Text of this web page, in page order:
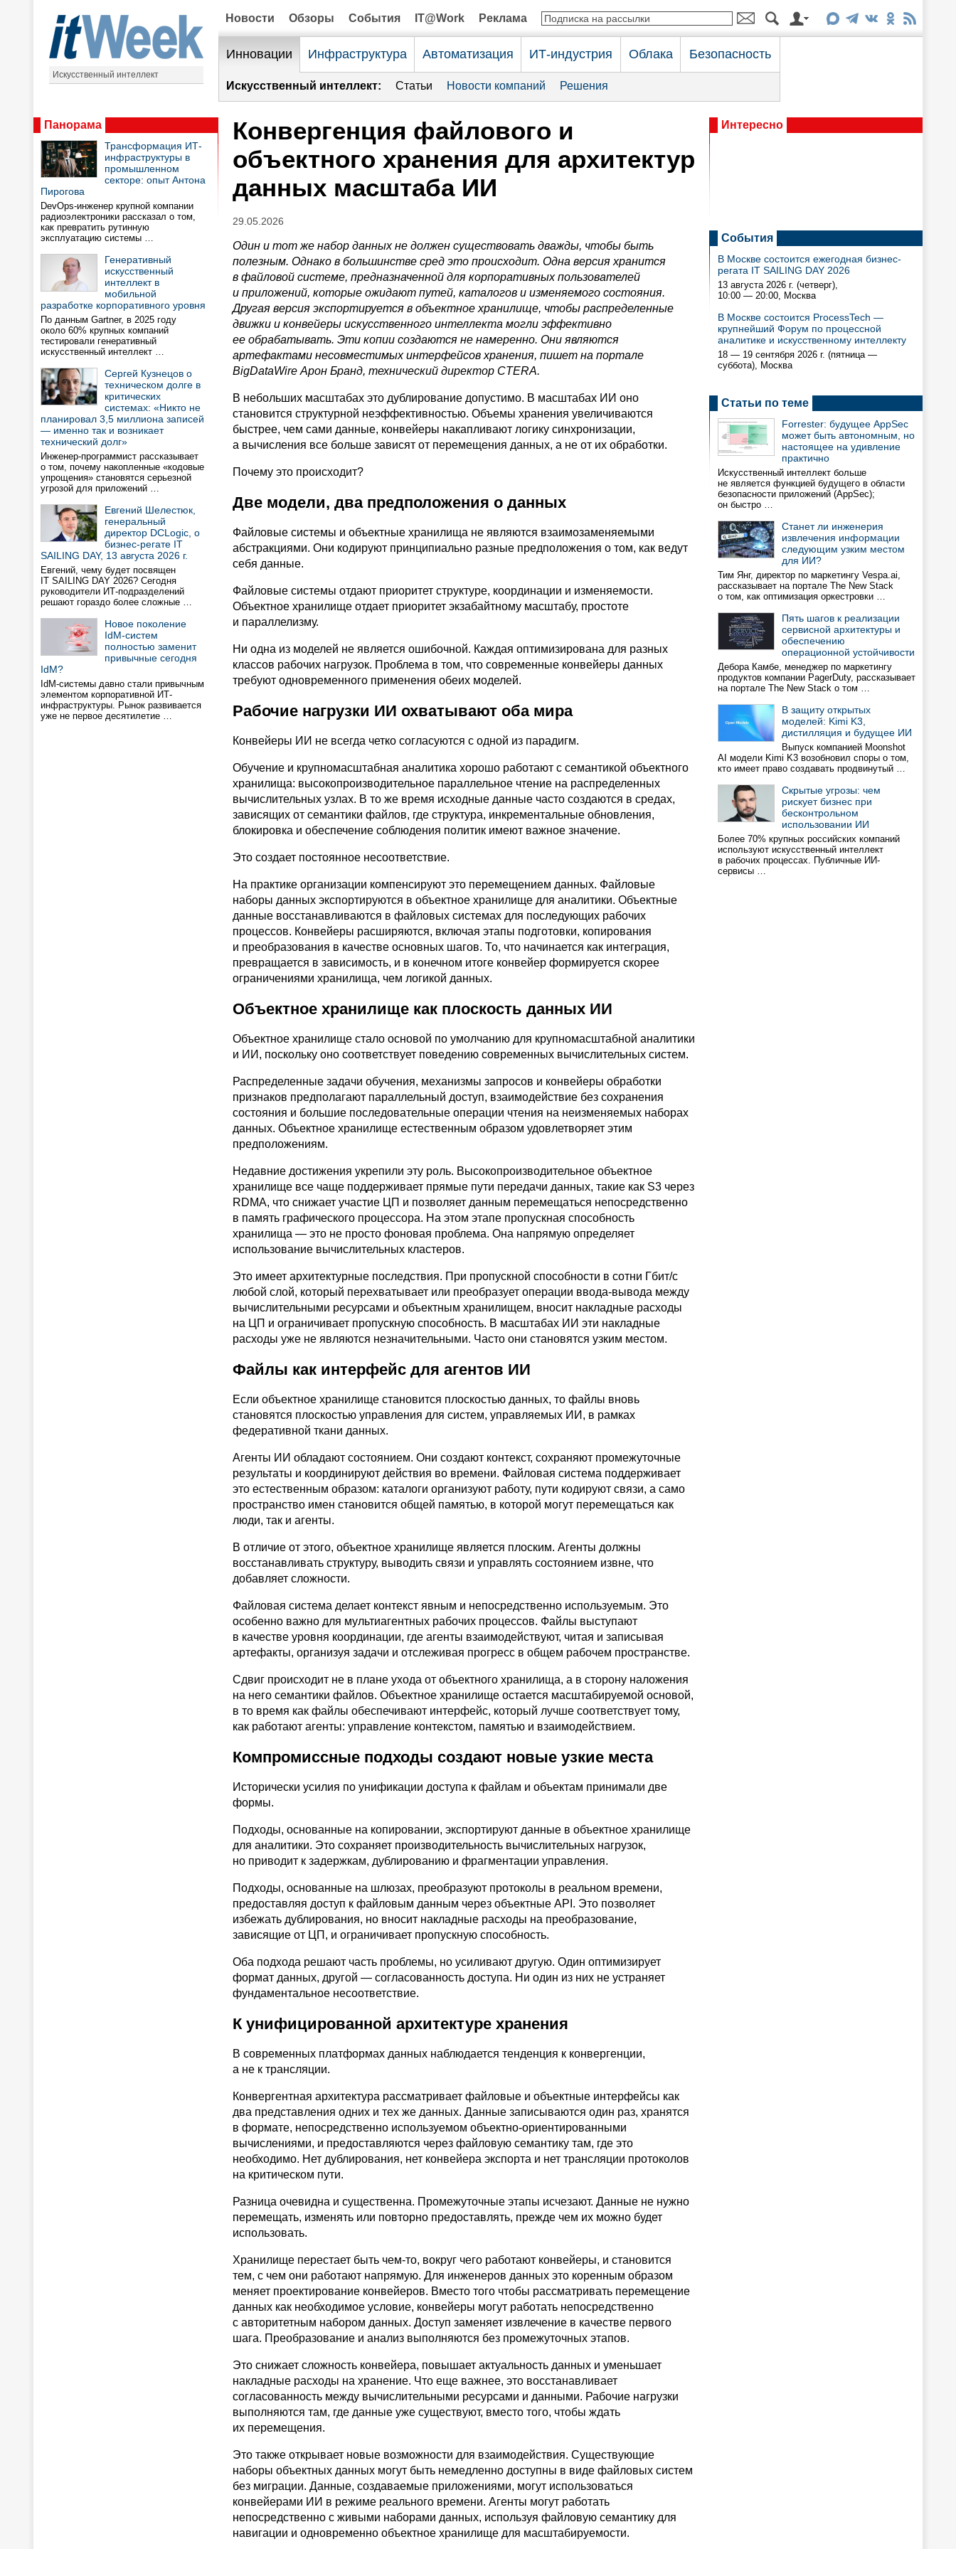
Искусственный интеллект
Новости Обзоры События IT@Work Реклама
Инновации Инфраструктура Автоматизация ИТ-индустрия Облака Безопасность
Искусственный интеллект: Статьи Новости компаний Решения
Панорама
Трансформация ИТ-
инфраструктуры в
промышленном
секторе: опыт Антона
Пирогова
DevOps-инженер крупной компании
радиоэлектроники рассказал о том,
как превратить рутинную
эксплуатацию системы …
Генеративный
искусственный
интеллект в
мобильной
разработке корпоративного уровня
По данным Gartner, в 2025 году
около 60% крупных компаний
тестировали генеративный
искусственный интеллект …
Сергей Кузнецов о
техническом долге в
критических
системах: «Никто не
планировал 3,5 миллиона записей
— именно так и возникает
технический долг»
Инженер-программист рассказывает
о том, почему накопленные «кодовые
упрощения» становятся серьезной
угрозой для приложений …
Евгений Шелестюк,
генеральный
директор DCLogic, о
бизнес-регате IT
SAILING DAY, 13 августа 2026 г.
Евгений, чему будет посвящен
IT SAILING DAY 2026? Сегодня
руководители ИТ-подразделений
решают гораздо более сложные …
Новое поколение
IdM-систем
полностью заменит
привычные сегодня
IdM?
IdM-системы давно стали привычным
элементом корпоративной ИТ-
инфраструктуры. Рынок развивается
уже не первое десятилетие …
Конвергенция файлового и
объектного хранения для архитектур
данных масштаба ИИ
29.05.2026
Один и тот же набор данных не должен существовать дважды, чтобы быть
полезным. Однако в большинстве сред это происходит. Одна версия хранится
в файловой системе, предназначенной для корпоративных пользователей
и приложений, которые ожидают путей, каталогов и изменяемого состояния.
Другая версия экспортируется в объектное хранилище, чтобы распределенные
движки и конвейеры искусственного интеллекта могли эффективно
ее обрабатывать. Эти копии создаются не намеренно. Они являются
артефактами несовместимых интерфейсов хранения, пишет на портале
BigDataWire Арон Бранд, технический директор CTERA.
В небольших масштабах это дублирование допустимо. В масштабах ИИ оно
становится структурной неэффективностью. Объемы хранения увеличиваются
быстрее, чем сами данные, конвейеры накапливают логику синхронизации,
а вычисления все больше зависят от перемещения данных, а не от их обработки.
Почему это происходит?
Две модели, два предположения о данных
Файловые системы и объектные хранилища не являются взаимозаменяемыми
абстракциями. Они кодируют принципиально разные предположения о том, как ведут
себя данные.
Файловые системы отдают приоритет структуре, координации и изменяемости.
Объектное хранилище отдает приоритет экзабайтному масштабу, простоте
и параллелизму.
Ни одна из моделей не является ошибочной. Каждая оптимизирована для разных
классов рабочих нагрузок. Проблема в том, что современные конвейеры данных
требуют одновременного применения обеих моделей.
Рабочие нагрузки ИИ охватывают оба мира
Конвейеры ИИ не всегда четко согласуются с одной из парадигм.
Обучение и крупномасштабная аналитика хорошо работают с семантикой объектного
хранилища: высокопроизводительное параллельное чтение на распределенных
вычислительных узлах. В то же время исходные данные часто создаются в средах,
зависящих от семантики файлов, где структура, инкрементальные обновления,
блокировка и обеспечение соблюдения политик имеют важное значение.
Это создает постоянное несоответствие.
На практике организации компенсируют это перемещением данных. Файловые
наборы данных экспортируются в объектное хранилище для аналитики. Объектные
данные восстанавливаются в файловых системах для последующих рабочих
процессов. Конвейеры расширяются, включая этапы подготовки, копирования
и преобразования в качестве основных шагов. То, что начинается как интеграция,
превращается в зависимость, и в конечном итоге конвейер формируется скорее
ограничениями хранилища, чем логикой данных.
Объектное хранилище как плоскость данных ИИ
Объектное хранилище стало основой по умолчанию для крупномасштабной аналитики
и ИИ, поскольку оно соответствует поведению современных вычислительных систем.
Распределенные задачи обучения, механизмы запросов и конвейеры обработки
признаков предполагают параллельный доступ, взаимодействие без сохранения
состояния и большие последовательные операции чтения на неизменяемых наборах
данных. Объектное хранилище естественным образом удовлетворяет этим
предположениям.
Недавние достижения укрепили эту роль. Высокопроизводительное объектное
хранилище все чаще поддерживает прямые пути передачи данных, такие как S3 через
RDMA, что снижает участие ЦП и позволяет данным перемещаться непосредственно
в память графического процессора. На этом этапе пропускная способность
хранилища — это не просто фоновая проблема. Она напрямую определяет
использование вычислительных кластеров.
Это имеет архитектурные последствия. При пропускной способности в сотни Гбит/с
любой слой, который перехватывает или преобразует операции ввода-вывода между
вычислительными ресурсами и объектным хранилищем, вносит накладные расходы
на ЦП и ограничивает пропускную способность. В масштабах ИИ эти накладные
расходы уже не являются незначительными. Часто они становятся узким местом.
Файлы как интерфейс для агентов ИИ
Если объектное хранилище становится плоскостью данных, то файлы вновь
становятся плоскостью управления для систем, управляемых ИИ, в рамках
федеративной ткани данных.
Агенты ИИ обладают состоянием. Они создают контекст, сохраняют промежуточные
результаты и координируют действия во времени. Файловая система поддерживает
это естественным образом: каталоги организуют работу, пути кодируют связи, а само
пространство имен становится общей памятью, в которой могут перемещаться как
люди, так и агенты.
В отличие от этого, объектное хранилище является плоским. Агенты должны
восстанавливать структуру, выводить связи и управлять состоянием извне, что
добавляет сложности.
Файловая система делает контекст явным и непосредственно используемым. Это
особенно важно для мультиагентных рабочих процессов. Файлы выступают
в качестве уровня координации, где агенты взаимодействуют, читая и записывая
артефакты, организуя задачи и отслеживая прогресс в общем рабочем пространстве.
Сдвиг происходит не в плане ухода от объектного хранилища, а в сторону наложения
на него семантики файлов. Объектное хранилище остается масштабируемой основой,
в то время как файлы обеспечивают интерфейс, который лучше соответствует тому,
как работают агенты: управление контекстом, памятью и взаимодействием.
Компромиссные подходы создают новые узкие места
Исторически усилия по унификации доступа к файлам и объектам принимали две
формы.
Подходы, основанные на копировании, экспортируют данные в объектное хранилище
для аналитики. Это сохраняет производительность вычислительных нагрузок,
но приводит к задержкам, дублированию и фрагментации управления.
Подходы, основанные на шлюзах, преобразуют протоколы в реальном времени,
предоставляя доступ к файловым данным через объектные API. Это позволяет
избежать дублирования, но вносит накладные расходы на преобразование,
зависящие от ЦП, и ограничивает пропускную способность.
Оба подхода решают часть проблемы, но усиливают другую. Один оптимизирует
формат данных, другой — согласованность доступа. Ни один из них не устраняет
фундаментальное несоответствие.
К унифицированной архитектуре хранения
В современных платформах данных наблюдается тенденция к конвергенции,
а не к трансляции.
Конвергентная архитектура рассматривает файловые и объектные интерфейсы как
два представления одних и тех же данных. Данные записываются один раз, хранятся
в формате, непосредственно используемом объектно-ориентированными
вычислениями, и предоставляются через файловую семантику там, где это
необходимо. Нет дублирования, нет конвейера экспорта и нет трансляции протоколов
на критическом пути.
Разница очевидна и существенна. Промежуточные этапы исчезают. Данные не нужно
перемещать, изменять или повторно предоставлять, прежде чем их можно будет
использовать.
Хранилище перестает быть чем-то, вокруг чего работают конвейеры, и становится
тем, с чем они работают напрямую. Для инженеров данных это коренным образом
меняет проектирование конвейеров. Вместо того чтобы рассматривать перемещение
данных как необходимое условие, конвейеры могут работать непосредственно
с авторитетным набором данных. Доступ заменяет извлечение в качестве первого
шага. Преобразование и анализ выполняются без промежуточных этапов.
Это снижает сложность конвейера, повышает актуальность данных и уменьшает
накладные расходы на хранение. Что еще важнее, это восстанавливает
согласованность между вычислительными ресурсами и данными. Рабочие нагрузки
выполняются там, где данные уже существуют, вместо того, чтобы ждать
их перемещения.
Это также открывает новые возможности для взаимодействия. Существующие
наборы объектных данных могут быть немедленно доступны в виде файловых систем
без миграции. Данные, создаваемые приложениями, могут использоваться
конвейерами ИИ в режиме реального времени. Агенты могут работать
непосредственно с живыми наборами данных, используя файловую семантику для
навигации и одновременно объектное хранилище для масштабируемости.
Интересно
События
В Москве состоится ежегодная бизнес-
регата IT SAILING DAY 2026
13 августа 2026 г. (четверг),
10:00 — 20:00, Москва
В Москве состоится ProcessTech —
крупнейший Форум по процессной
аналитике и искусственному интеллекту
18 — 19 сентября 2026 г. (пятница —
суббота), Москва
Статьи по теме
Forrester: будущее AppSec
может быть автономным, но
настоящее на удивление
практично
Искусственный интеллект больше
не является функцией будущего в области
безопасности приложений (AppSec);
он быстро …
Станет ли инженерия
извлечения информации
следующим узким местом
для ИИ?
Тим Янг, директор по маркетингу Vespa.ai,
рассказывает на портале The New Stack
о том, как оптимизация оркестровки …
Пять шагов к реализации
сервисной архитектуры и
обеспечению
операционной устойчивости
Дебора Камбе, менеджер по маркетингу
продуктов компании PagerDuty, рассказывает
на портале The New Stack о том …
В защиту открытых
моделей: Kimi K3,
дистилляция и будущее ИИ
Выпуск компанией Moonshot
AI модели Kimi K3 возобновил споры о том,
кто имеет право создавать продвинутый …
Скрытые угрозы: чем
рискует бизнес при
бесконтрольном
использовании ИИ
Более 70% крупных российских компаний
используют искусственный интеллект
в рабочих процессах. Публичные ИИ-
сервисы …